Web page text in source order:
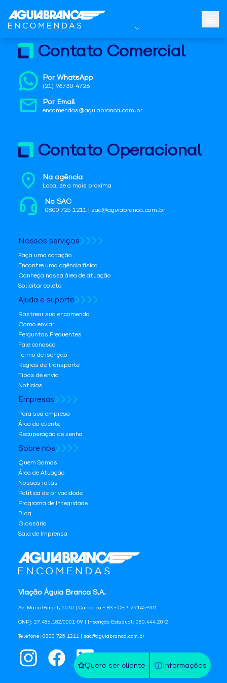
Quero ser cliente Informações
Viação Águia Branca S.A.
Av. Mario Gurgel, 5030 | Cariacica - ES - CEP: 29145-901
CNPJ: 27.486.182/0001-09 | Inscrição Estadual: 080.444.20-2
Telefone: 0800 725 1211 | sac@aguiabranca.com.br
Contato Comercial
Por WhatsApp
(21) 96730-4726
Por Email
encomendas@aguiabranca.com.br
Contato Operacional
Na agência
Localize a mais próxima
No SAC
0800 725 1211 | sac@aguiabranca.com.br
Nossos serviços
Faça uma cotação
Encontre uma agência física
Conheça nossa área de atuação
Solicitar coleta
Ajuda e suporte
Rastrear sua encomenda
Como enviar
Perguntas Frequentes
Fale conosco
Termo de isenção
Regras de transporte
Tipos de envio
Notícias
Empresas
Para sua empresa
Área do cliente
Recuperação de senha
Sobre nós
Quem Somos
Área de Atuação
Nossas rotas
Política de privacidade
Programa de Integridade
Blog
Glossário
Sala de Imprensa